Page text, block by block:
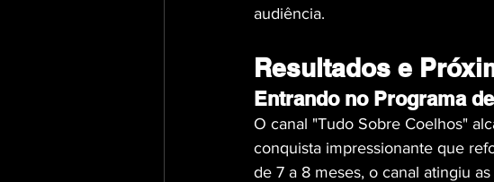
audiência.
Resultados e
Entrando no Programa
O canal "Tudo Sobre Coelhos"
conquista impressionante que
de 7 a 8 meses, o canal atingiu